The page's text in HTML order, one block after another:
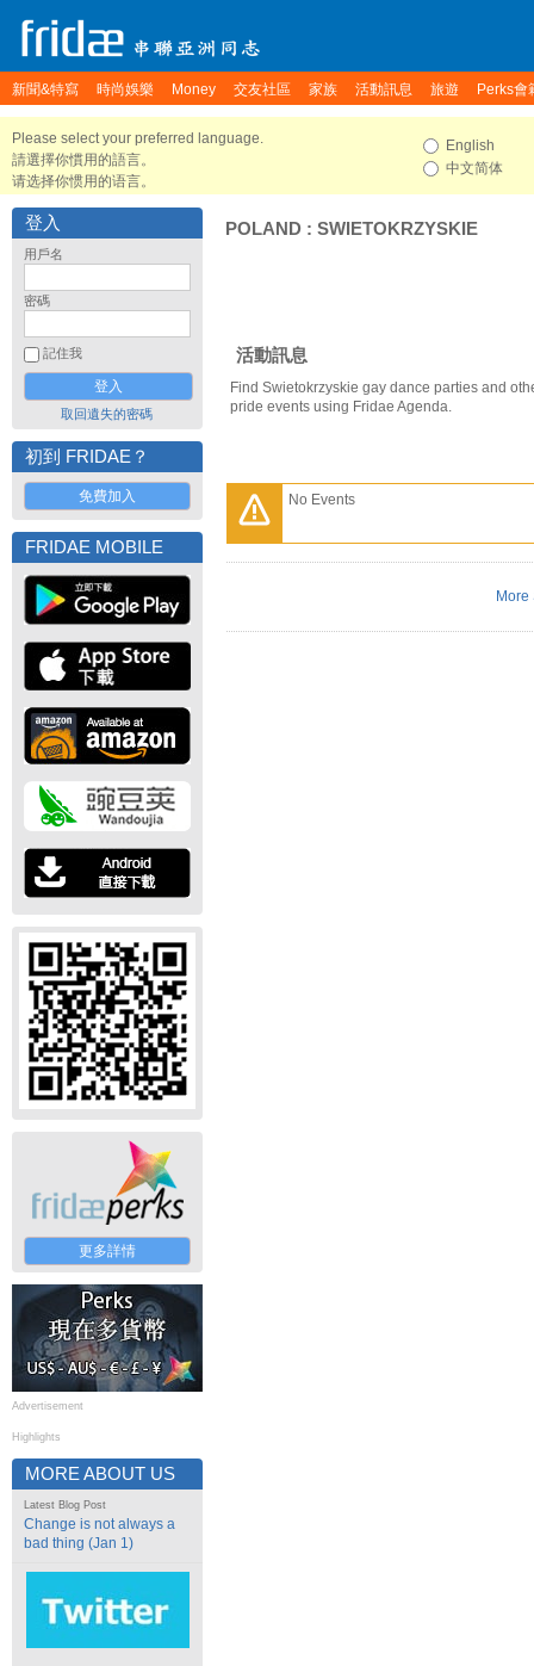
新聞&特寫 時尚娛樂 Money 交友社區 家族 活動訊息 旅遊 Perks會
Please select your preferred language.
請選擇你慣用的語言。
请选择你惯用的语言。
English
中文简体
登入
用戶名
密碼
記住我
取回遺失的密碼
初到 FRIDAE？
免費加入
FRIDAE MOBILE
更多詳情
Advertisement
Highlights
MORE ABOUT US
Latest Blog Post
Change is not always a
bad thing (Jan 1)
POLAND : SWIETOKRZYSKIE
活動訊息
Find Swietokrzyskie gay dance parties and
pride events using Fridae Agenda.
No Events
More